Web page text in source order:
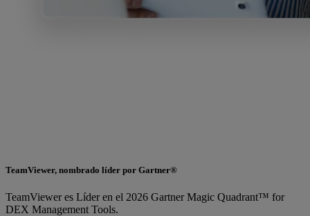
TeamViewer, nombrado líder por Gartner®
TeamViewer es Líder en el 2026 Gartner Magic Quadrant™ for
DEX Management Tools.